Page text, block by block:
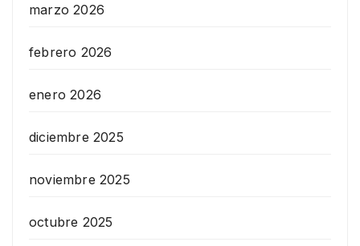
marzo 2026
febrero 2026
enero 2026
diciembre 2025
noviembre 2025
octubre 2025